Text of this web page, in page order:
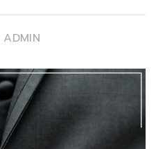
ADMIN